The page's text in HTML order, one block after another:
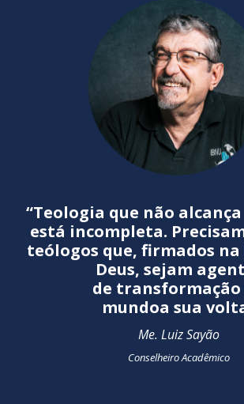
“Teologia que não
está incompleta.
teólogos que, firmados na
Deus, sejam
de transformação
mundoa sua
Me. Luiz Sayão
Conselheiro Acadêmico